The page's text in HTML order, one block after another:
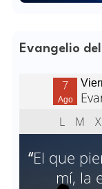
Evangelio